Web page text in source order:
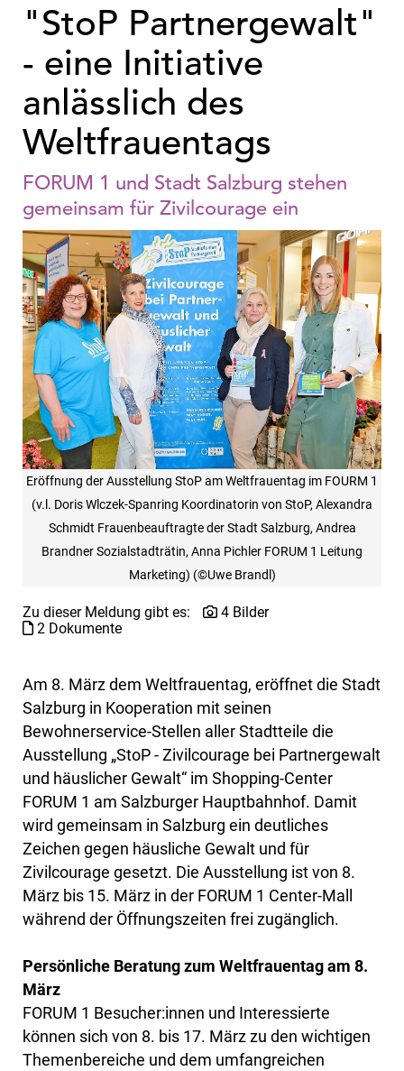
"StoP Partnergewalt"
- eine Initiative
anlässlich des
Weltfrauentags
FORUM 1 und Stadt Salzburg stehen
gemeinsam für Zivilcourage ein
Eröffnung der Ausstellung StoP am Weltfrauentag im FOURM 1
(v.l. Doris Wlczek-Spanring Koordinatorin von StoP, Alexandra
Schmidt Frauenbeauftragte der Stadt Salzburg, Andrea
Brandner Sozialstadträtin, Anna Pichler FORUM 1 Leitung
Marketing) (©Uwe Brandl)
Zu dieser Meldung gibt es:
4 Bilder
2 Dokumente
Am 8. März dem Weltfrauentag, eröffnet die Stadt
Salzburg in Kooperation mit seinen
Bewohnerservice-Stellen aller Stadtteile die
Ausstellung „StoP - Zivilcourage bei Partnergewalt
und häuslicher Gewalt“ im Shopping-Center
FORUM 1 am Salzburger Hauptbahnhof. Damit
wird gemeinsam in Salzburg ein deutliches
Zeichen gegen häusliche Gewalt und für
Zivilcourage gesetzt. Die Ausstellung ist von 8.
März bis 15. März in der FORUM 1 Center-Mall
während der Öffnungszeiten frei zugänglich.
Persönliche Beratung zum Weltfrauentag am 8.
März
FORUM 1 Besucher:innen und Interessierte
können sich von 8. bis 17. März zu den wichtigen
Themenbereiche und dem umfangreichen